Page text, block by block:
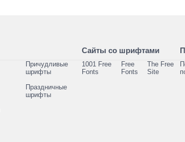
Причудливые
шрифты
Праздничные
шрифты
Сайты со шрифтами
1001 Free
Fonts
Free
Fonts
The Free
Site